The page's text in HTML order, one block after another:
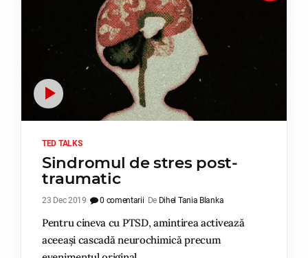
TED TALKS
Sindromul de stres post-
traumatic
23 Dec 2019 0 comentarii De Dihel Tania Blanka
Pentru cineva cu PTSD, amintirea activează
aceeași cascadă neurochimică precum